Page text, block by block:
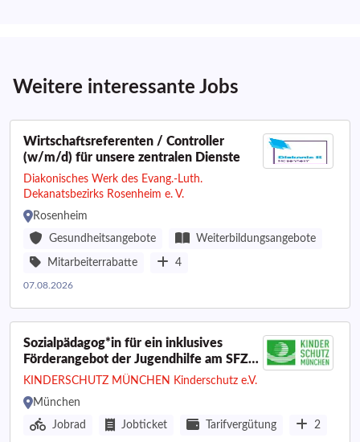
Weitere interessante Jobs
Wirtschaftsreferenten / Controller
(w/m/d) für unsere zentralen Dienste
Diakonisches Werk des Evang.-Luth.
Dekanatsbezirks Rosenheim e. V.
Rosenheim
Gesundheitsangebote
Weiterbildungsangebote
Mitarbeiterrabatte 4
07.08.2026
Sozialpädagog*in für ein inklusives
Förderangebot der Jugendhilfe am SFZ
München Nord-Ost
KINDERSCHUTZ MÜNCHEN Kinderschutz e.V.
München
Jobrad
Jobticket Tarifvergütung 2